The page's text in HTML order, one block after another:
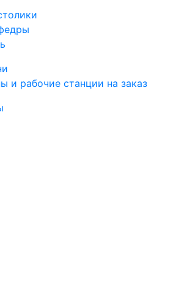
и рабочие станции на заказ